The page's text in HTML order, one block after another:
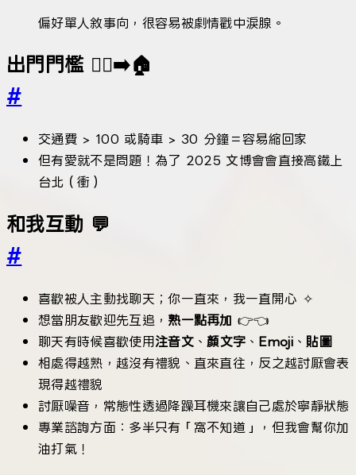
偏好單人敘事向，很容易被劇情戳中淚腺。
出門門檻 🚶‍♂️➡️🏠
#
交通費 > 100 或騎車 > 30 分鐘＝容易縮回家
但有愛就不是問題！為了 2025 文博會會直接高鐵上
台北（衝）
和我互動 💬
#
喜歡被人主動找聊天；你一直來，我一直開心 ✧
想當朋友歡迎先互追， 熟一點再加 👉👈
聊天有時候喜歡使用注音文、顏文字 、 Emoji 、貼圖
相處得越熟，越沒有禮貌、直來直往，反之越討厭會表
現得越禮貌
討厭噪音，常態性透過降躁耳機來讓自己處於寧靜狀態
專業諮詢方面：多半只有「窩不知道」，但我會幫你加
油打氣！